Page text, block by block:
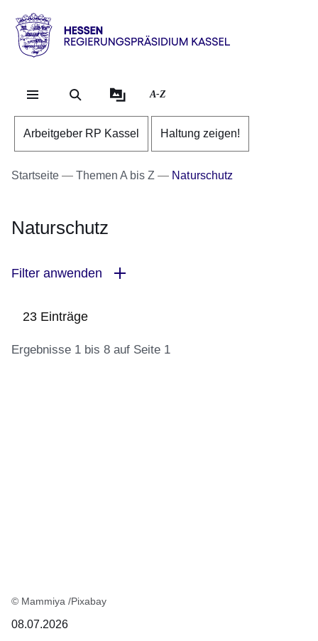
Direkt zum Kopf der
Direkt zum Inhalt
Direkt zum Fuß der
Hessen
RP
A-Z
Arbeitgeber RP Kassel Haltung zeigen!
Startseite Themen A bis Z Naturschutz
Naturschutz
Filter anwenden
23 Einträge
Ergebnisse 1 bis 8 auf Seite 1
© Mammiya /Pixabay
08.07.2026